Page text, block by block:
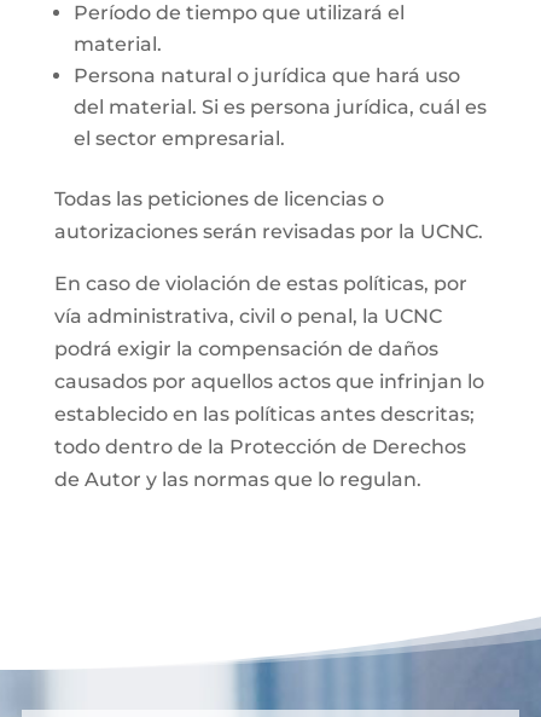
Período de tiempo que utilizará el
material.
Persona natural o jurídica que hará uso
del material. Si es persona jurídica, cuál es
el sector empresarial.
Todas las peticiones de licencias o
autorizaciones serán revisadas por la UCNC.
En caso de violación de estas políticas, por
vía administrativa, civil o penal, la UCNC
podrá exigir la compensación de daños
causados por aquellos actos que infrinjan lo
establecido en las políticas antes descritas;
todo dentro de la Protección de Derechos
de Autor y las normas que lo regulan.